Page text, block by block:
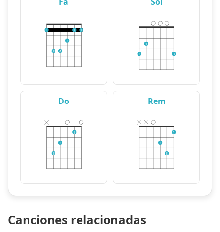
1
3 4
2
1 1
2
1
3
Do
3
2
1
Rem
2
3
1
Canciones relacionadas